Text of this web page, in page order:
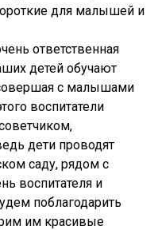
для малышей и
ответственная
детей обучают
с малышами
воспитатели
дети проводят
саду, рядом с
воспитателя и
поблагодарить
им красивые